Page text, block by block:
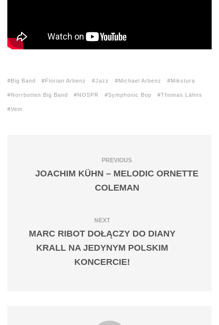
Big Band Florian Arbenz Jazz Michael Arbenz Mikstura
Norrbotten Big Band NOSPR Symphonic Bop Thomas Lähns
Vein
PREVIOUS
JOACHIM KÜHN – MELODIC ORNETTE
COLEMAN
NEXT
MARC RIBOT DOŁĄCZY DO DIANY
KRALL NA JEDYNYM POLSKIM
KONCERCIE!